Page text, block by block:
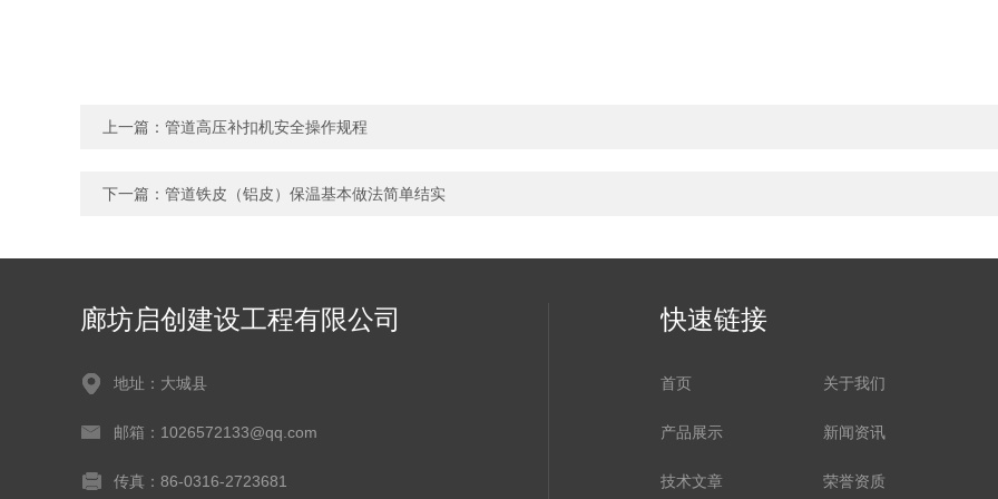
上一篇： 管道高压补扣机安全操作规程
下一篇： 管道铁皮（铝皮）保温基本做法简单结实
廊坊启创建设工程有限公司
地址：大城县
邮箱：1026572133@qq.com
传真：86-0316-2723681
快速链接
首页 关于我们
产品展示 新闻资讯
技术文章 荣誉资质